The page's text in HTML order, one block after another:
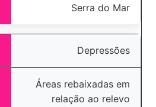
Serra do Mar
Depressões
Áreas rebaixadas em
relação ao relevo